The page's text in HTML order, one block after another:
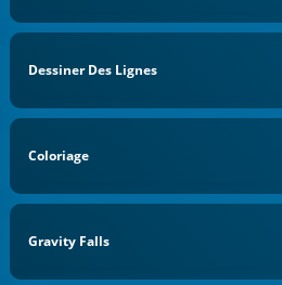
Dessiner Des Lignes
Coloriage
Gravity Falls